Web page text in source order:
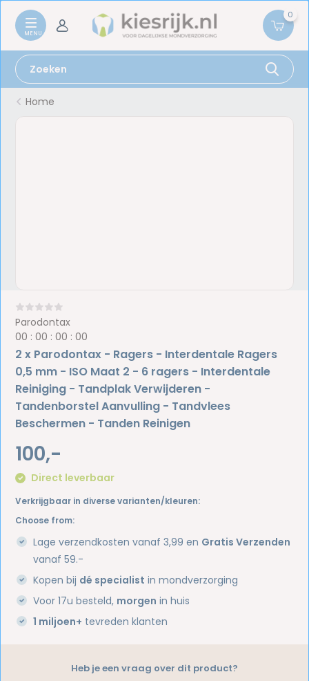
0
Home
Parodontax
00 :00 :00 :00
2 x Parodontax - Ragers - Interdentale Ragers
0,5 mm - ISO Maat 2 - 6 ragers - Interdentale
Reiniging - Tandplak Verwijderen -
Tandenborstel Aanvulling - Tandvlees
Beschermen - Tanden Reinigen
100,-
Direct leverbaar
Verkrijgbaar in diverse varianten/kleuren:
Choose from:
Lage verzendkosten vanaf 3,99 en Gratis Verzenden
vanaf 59.-
Kopen bij dé specialist in mondverzorging
Voor 17u besteld, morgen in huis
1 miljoen+ tevreden klanten
Heb je een vraag over dit product?